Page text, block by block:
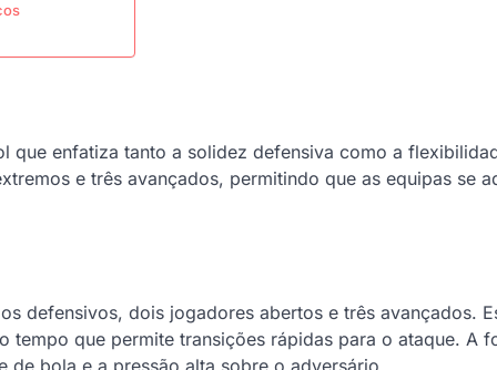
que enfatiza tanto a solidez defensiva como a
e três avançados, permitindo que as equipas se
defensivos, dois jogadores abertos e três avançados.
que permite transições rápidas para o ataque. A
bola e a pressão alta sobre o adversário.